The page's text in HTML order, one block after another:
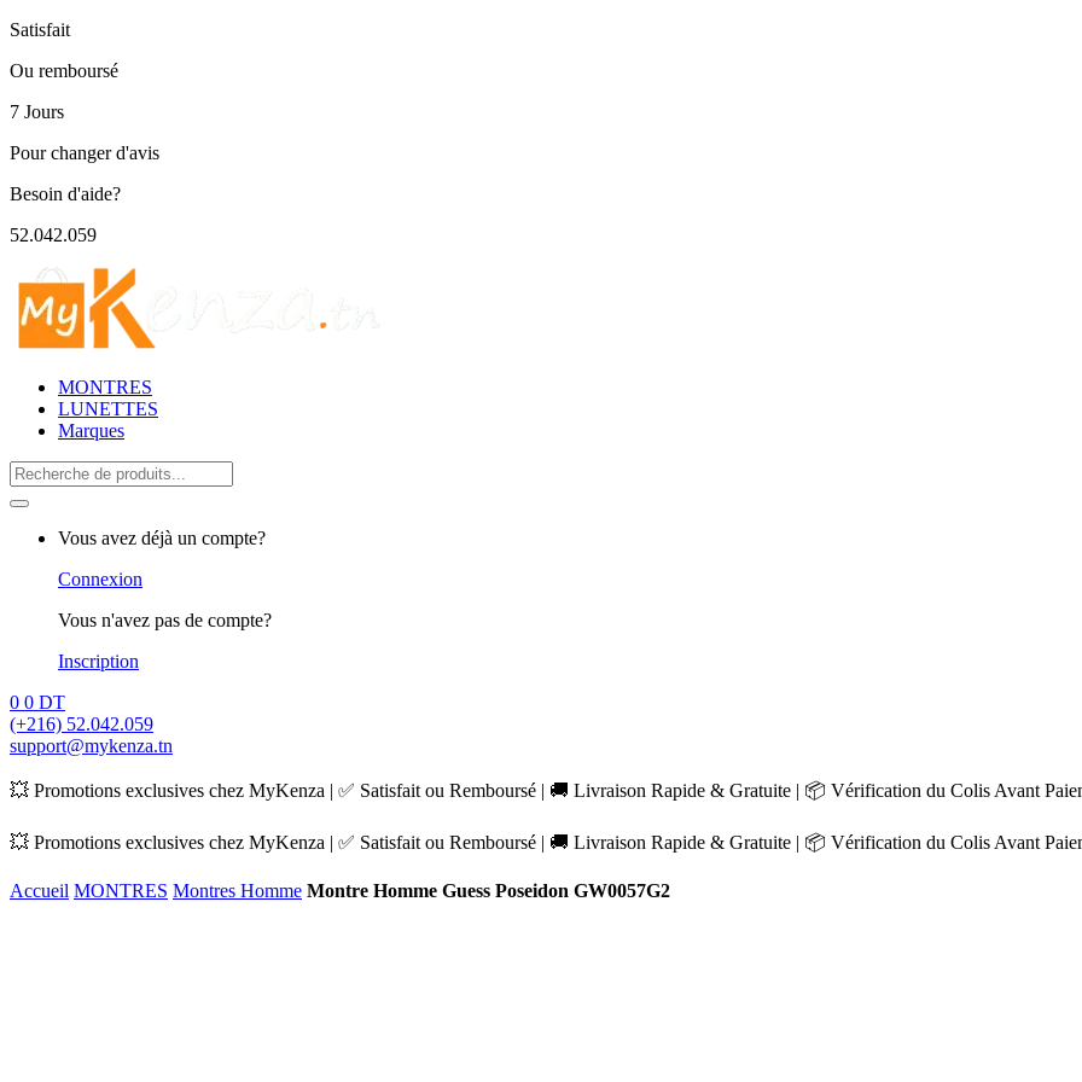
Satisfait
Ou remboursé
7 Jours
Pour changer d'avis
Besoin d'aide?
52.042.059
MONTRES
LUNETTES
Marques
Search
for:
Vous avez déjà un compte?
Connexion
Vous n'avez pas de compte?
Inscription
0 0 DT
(+216) 52.042.059
support@mykenza.tn
💥 Promotions exclusives chez MyKenza | ✅ Satisfait ou Remboursé | 🚚 Livraison Rapide & Gratuite | 📦 Vérification du Colis Avant
💥 Promotions exclusives chez MyKenza | ✅ Satisfait ou Remboursé | 🚚 Livraison Rapide & Gratuite | 📦 Vérification du Colis Avant
Accueil MONTRES Montres Homme Montre Homme Guess Poseidon GW0057G2